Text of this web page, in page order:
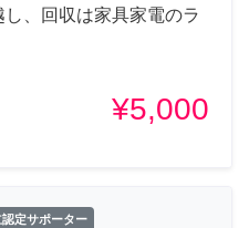
、回収は家具家電のラ
¥5,000
定サポーター